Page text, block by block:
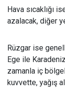
Hava sıcaklığı
azalacak, diğer
Rüzgar ise
Ege ile
zamanla iç
kuvvette, yağış